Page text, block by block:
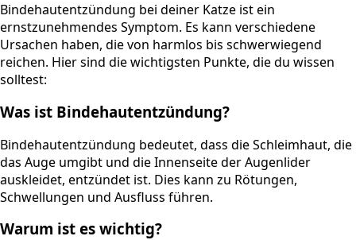
Bindehautentzündung bei deiner Katze ist ein
ernstzunehmendes Symptom. Es kann verschiedene
Ursachen haben, die von harmlos bis schwerwiegend
reichen. Hier sind die wichtigsten Punkte, die du wissen
solltest:
Was ist Bindehautentzündung?
Bindehautentzündung bedeutet, dass die Schleimhaut, die
das Auge umgibt und die Innenseite der Augenlider
auskleidet, entzündet ist. Dies kann zu Rötungen,
Schwellungen und Ausfluss führen.
Warum ist es wichtig?